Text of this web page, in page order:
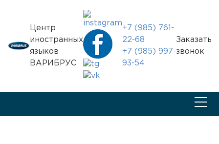
Центр
иностранных
языков
ВАРИБРУС
+7 (985) 761-
22-68
+7 (985) 997-
93-54
Заказать
звонок